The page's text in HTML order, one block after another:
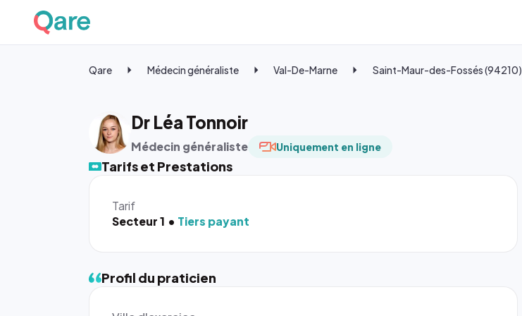
Qare Médecin généraliste Val-De-Marne Saint-Maur-des-Fossés (94210)
Dr Léa Tonnoir
Médecin généraliste Uniquement en ligne
Tarifs et Prestations
Tarif
Secteur 1
Tiers payant
Profil du praticien